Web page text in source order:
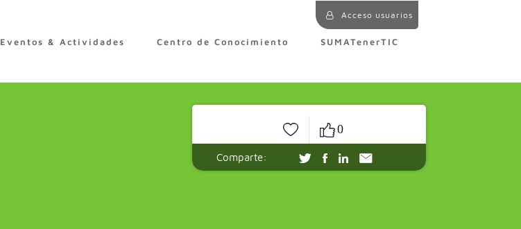
Acceso usuarios
Eventos & Actividades Centro de Conocimiento SUMATenerTIC
0
Comparte: